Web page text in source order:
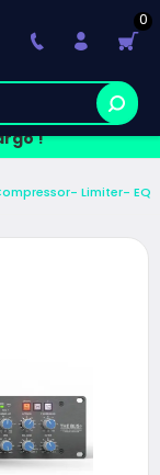
!
0
Limiter- EQ